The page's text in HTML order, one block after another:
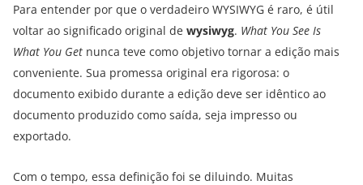
Para entender por que o verdadeiro WYSIWYG é raro, é útil
voltar ao significado original de wysiwyg. What You See Is
What You Get nunca teve como objetivo tornar a edição mais
conveniente. Sua promessa original era rigorosa: o
documento exibido durante a edição deve ser idêntico ao
documento produzido como saída, seja impresso ou
exportado.
Com o tempo, essa definição foi se diluindo. Muitas